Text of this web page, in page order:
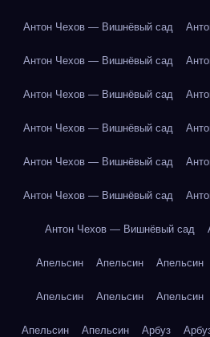
Антон Чехов — Вишнёвый сад
Антон Чехов — Вишнёвый сад
Антон Чехов — Вишнёвый сад
Антон Чехов — Вишнёвый сад
Антон Чехов — Вишнёвый сад
Антон Чехов — Вишнёвый сад
Антон Чехов — Вишнёвый сад
Апельсин Апельсин Апельсин
Апельсин Апельсин Апельсин
Апельсин Апельсин Арбуз